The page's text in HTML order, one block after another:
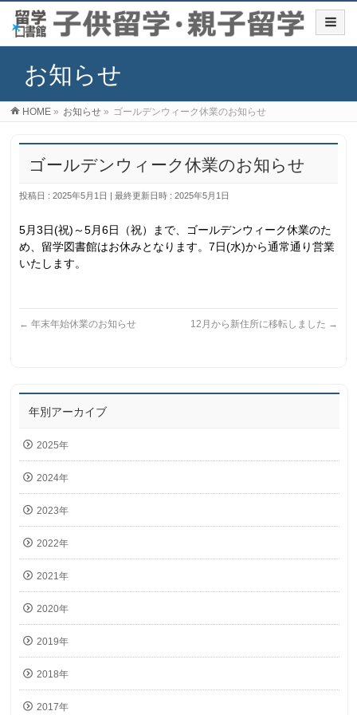
お知らせ
HOME » お知らせ » ゴールデンウィーク休業のお知らせ
ゴールデンウィーク休業のお知らせ
投稿日 : 2025年5月1日 最終更新日時 : 2025年5月1日
5月3日(祝)～5月6日（祝）まで、ゴールデンウィーク休業のた
め、留学図書館はお休みとなります。7日(水)から通常通り営業
いたします。
← 年末年始休業のお知らせ 12月から新住所に移転しました →
年別アーカイブ
2025年
2024年
2023年
2022年
2021年
2020年
2019年
2018年
2017年